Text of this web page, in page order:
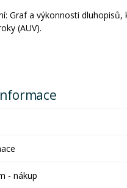
Graf a výkonnosti
(AUV).
- nákup